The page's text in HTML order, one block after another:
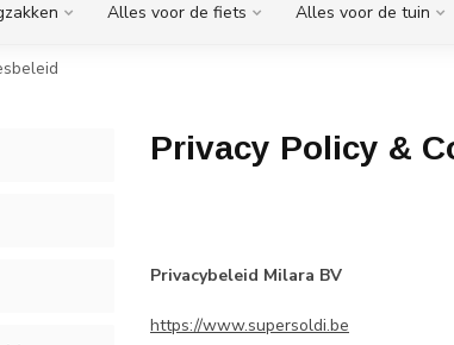
Alles voor de fiets Alles voor de tuin
Privacy Policy &
Privacybeleid Milara BV
https://www.supersoldi.be